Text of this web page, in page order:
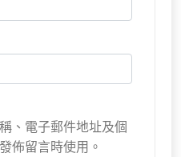
、電子郵件地址及個
佈留言時使用。